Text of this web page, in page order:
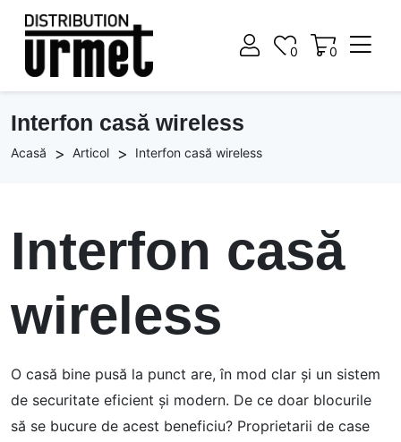
0
0 0
Interfon casă wireless
Acasă Articol Interfon casă wireless
Interfon casă
wireless
O casă bine pusă la punct are, în mod clar și un sistem
de securitate eficient și modern. De ce doar blocurile
să se bucure de acest beneficiu? Proprietarii de case